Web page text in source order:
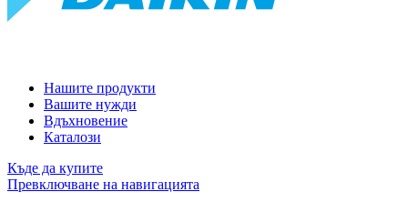
Нашите продукти
Вашите нужди
Вдъхновение
Каталози
Къде да купите
Превключване на навигацията